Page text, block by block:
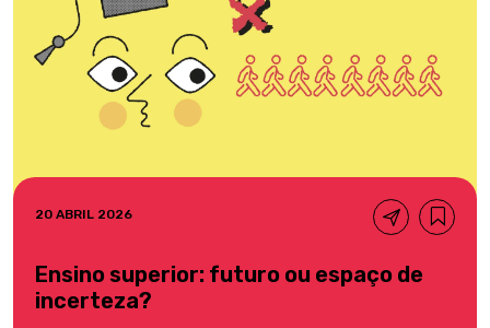
20 ABRIL 2026
Ensino superior: futuro ou espaço de
incerteza?